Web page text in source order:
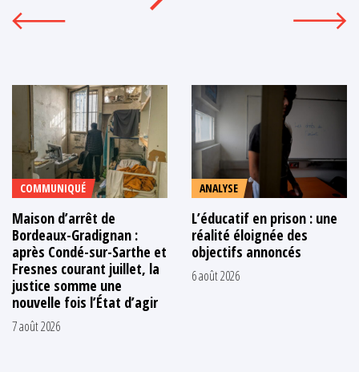
COMMUNIQUÉ
Maison d’arrêt de
Bordeaux-Gradignan :
après Condé-sur-Sarthe et
Fresnes courant juillet, la
justice somme une
nouvelle fois l’État d’agir
7 août 2026
ANALYSE
L’éducatif en prison : une
réalité éloignée des
objectifs annoncés
6 août 2026